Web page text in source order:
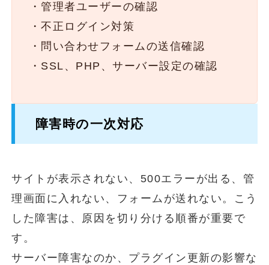
・管理者ユーザーの確認
・不正ログイン対策
・問い合わせフォームの送信確認
・SSL、PHP、サーバー設定の確認
障害時の一次対応
サイトが表示されない、500エラーが出る、管
理画面に入れない、フォームが送れない。こう
した障害は、原因を切り分ける順番が重要で
す。
サーバー障害なのか、プラグイン更新の影響な